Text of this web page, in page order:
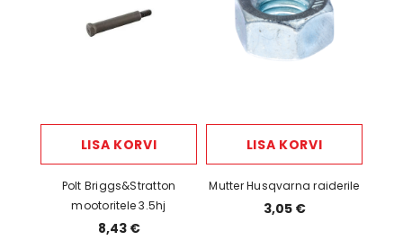
LISA KORVI
Polt Briggs&Stratton
mootoritele 3.5hj
8,43 €
LISA KORVI
Mutter Husqvarna raiderile
3,05 €